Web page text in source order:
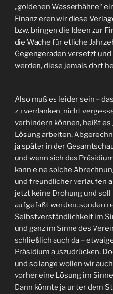
„goldenen Wasserhähne“
Finanzieren wir diese
bzw. bringen die Ideen zur
die Wache für etliche
Gegengeraden versetzt
werden, diese jemals dort
Also muß es leider sein –
zu verdanken, nicht
verhindern können, heißt
Lösung arbeiten.
ja später in der
und wenn sich das
kann eine solche
und freundlicher verlaufen
jetzt keine Drohung und
aufgefaßt werden, sondern
Selbstverständlichkeit im
und ganz im Sinne des
schließlich auch da –
Präsidium auszudrücken.
und so lange wollen wir
vorher eine Lösung im
Dann könnte ja unter dem